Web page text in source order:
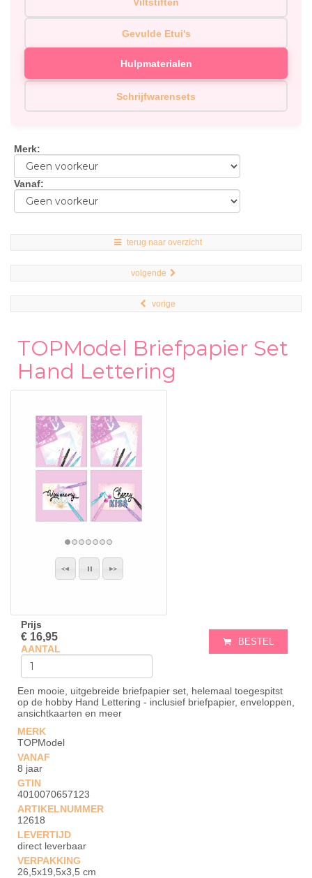
Gevulde Etui's
Hulpmaterialen
Schrijfwarensets
Merk:
Vanaf:
terug naar overzicht
volgende
vorige
TOPModel Briefpapier Set
Hand Lettering
Prijs
€ 16,95
AANTAL
BESTEL
Een mooie, uitgebreide briefpapier set, helemaal toegespitst
op de hobby Hand Lettering - inclusief briefpapier, enveloppen,
ansichtkaarten en meer
MERK
TOPModel
VANAF
8 jaar
GTIN
4010070657123
ARTIKELNUMMER
12618
LEVERTIJD
direct leverbaar
VERPAKKING
26,5x19,5x3,5 cm